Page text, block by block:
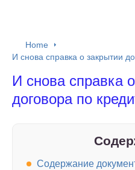
Home
И снова справка о закрытии
И снова справка
договора по
Содержание